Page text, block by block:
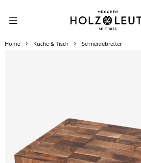
Zum Hauptinhalt springen
Home Küche & Tisch Schneidebretter